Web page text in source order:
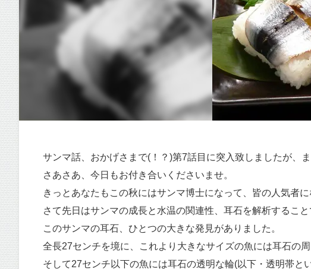
サンマ話、おかげさまで(！？)第7話目に突入致しましたが、
さあさあ、今日もお付き合いくださいませ。
きっとあなたもこの秋にはサンマ博士になって、皆の人気者に
さて先日はサンマの成長と水温の関連性、耳石を解析するこ
このサンマの耳石、ひとつの大きな発見がありました。
全長27センチを境に、これより大きなサイズの魚には耳石の
そして27センチ以下の魚には耳石の透明な輪(以下・透明帯